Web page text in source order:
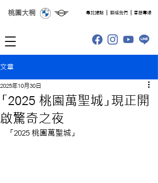
桃園大桐 ​尋找據點 聯絡我們 客服專線
文章
「2025 桃園萬聖城」現正開
啟驚奇之夜
2025年10月30日
「2025 桃園萬聖城」